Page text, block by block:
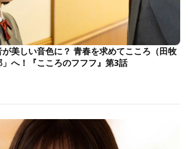
美しい音色に？ 青春を求めてこころ（田牧
へ！『こころのフフフ』第3話